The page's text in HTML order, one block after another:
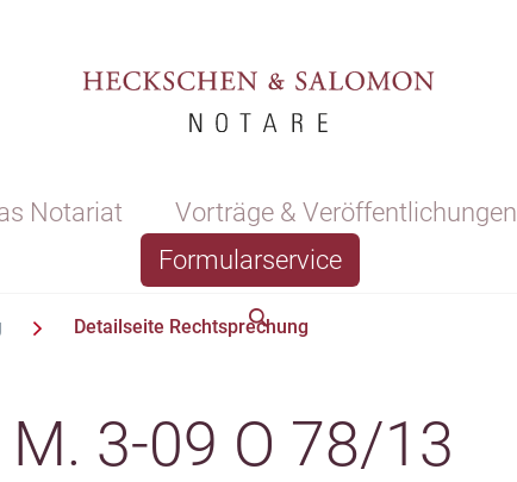
Notariat Vorträge & Veröffentlichungen
Formularservice
Detailseite Rechtsprechung
3-09 O 78/13